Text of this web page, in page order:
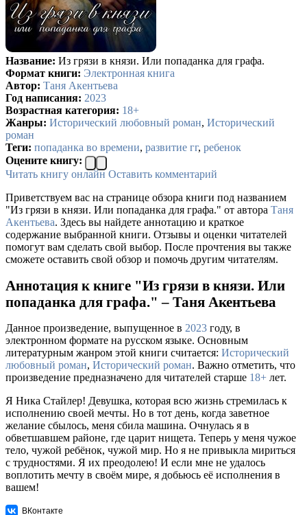
Название: Из грязи в князи. Или попаданка для графа.
Формат книги: Электронная книга
Автор: Таня Акентьева
Год написания: 2023
Возрастная категория: 18+
Жанры: Исторический любовный роман, Исторический
роман
Теги: попаданка во времени, развитие гг, ребенок
Оцените книгу:
Читать книгу онлайн Оставить комментарий
Приветствуем вас на странице обзора книги под названием
"Из грязи в князи. Или попаданка для графа." от автора Таня
Акентьева. Здесь вы найдете аннотацию и краткое
содержание выбранной книги. Отзывы и оценки читателей
помогут вам сделать свой выбор. После прочтения вы также
сможете оставить свой обзор и помочь другим читателям.
Аннотация к книге "Из грязи в князи. Или
попаданка для графа." – Таня Акентьева
Данное произведение, выпущенное в 2023 году, в
электронном формате на русском языке. Основным
литературным жанром этой книги считается: Исторический
любовный роман, Исторический роман. Важно отметить, что
произведение предназначено для читателей старше 18+ лет.
Я Ника Стайлер! Девушка, которая всю жизнь стремилась к
исполнению своей мечты. Но в тот день, когда заветное
желание сбылось, меня сбила машина. Очнулась я в
обветшавшем районе, где царит нищета. Теперь у меня чужое
тело, чужой ребёнок, чужой мир. Но я не привыкла мириться
с трудностями. Я их преодолею! И если мне не удалось
воплотить мечту в своём мире, я добьюсь её исполнения в
вашем!
ВКонтакте